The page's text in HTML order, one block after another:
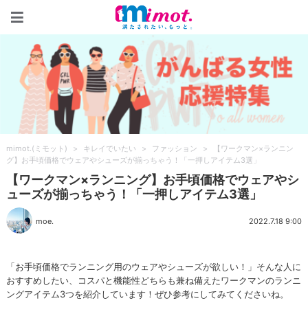
mimot.(ミモット) > キレイでいたい > ファッション >
【ワークマン×ランニン
グ】お手頃価格でウェアやシューズが揃っちゃう！「一押しアイテム3選」
【ワークマン×ランニング】お手頃価格でウェアやシ
ューズが揃っちゃう！「一押しアイテム3選」
moe. 2022.7.18 9:00
「お手頃価格でランニング用のウェアやシューズが欲しい！」そんな人に
おすすめしたい、コスパと機能性どちらも兼ね備えたワークマンのランニ
ングアイテム3つを紹介しています！ぜひ参考にしてみてくださいね。